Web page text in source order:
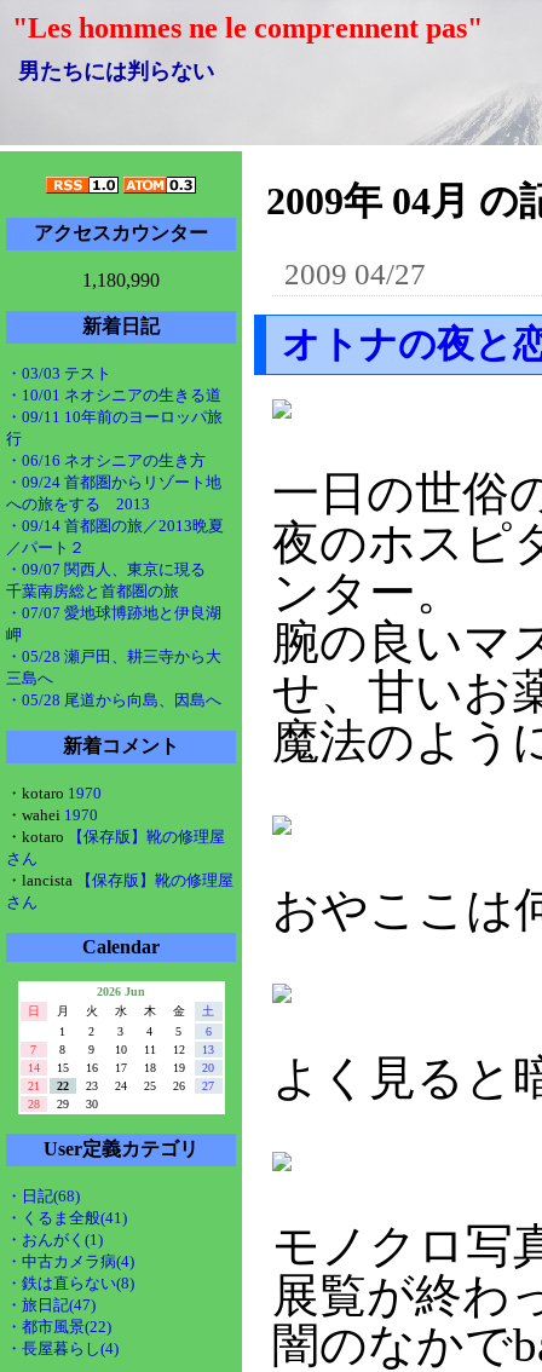
"Les hommes ne le comprennent pas"
男たちには判らない
アクセスカウンター
1,180,990
新着日記
・03/03 テスト
・10/01 ネオシニアの生きる道
・09/11 10年前のヨーロッパ旅
行
・06/16 ネオシニアの生き方
・09/24 首都圏からリゾート地
への旅をする 2013
・09/14 首都圏の旅／2013晩夏
／パート２
・09/07 関西人、東京に現る
千葉南房総と首都圏の旅
・07/07 愛地球博跡地と伊良湖
岬
・05/28 瀬戸田、耕三寺から大
三島へ
・05/28 尾道から向島、因島へ
新着コメント
・kotaro 1970
・wahei 1970
・kotaro
【保存版】靴の修理屋
さん
・lancista
【保存版】靴の修理屋
さん
Calendar
2026 Jun
日
月 火 水 木 金
土
1
2 3 4 5
6
7
8 9 10 11 12
13
14
15 16 17 18 19
20
21
22 23 24 25 26
27
28
29 30
User定義カテゴリ
・日記(68)
・くるま全般(41)
・おんがく(1)
・中古カメラ病(4)
・鉄は直らない(8)
・旅日記(47)
・都市風景(22)
・長屋暮らし(4)
2009年 04月 の
2009 04/27
オトナの夜と
一日の世俗
夜のホスピ
ンター。
腕の良いマ
せ、甘いお
魔法のよう
おやここは
よく見ると
モノクロ写
展覧が終わ
闇のなかで